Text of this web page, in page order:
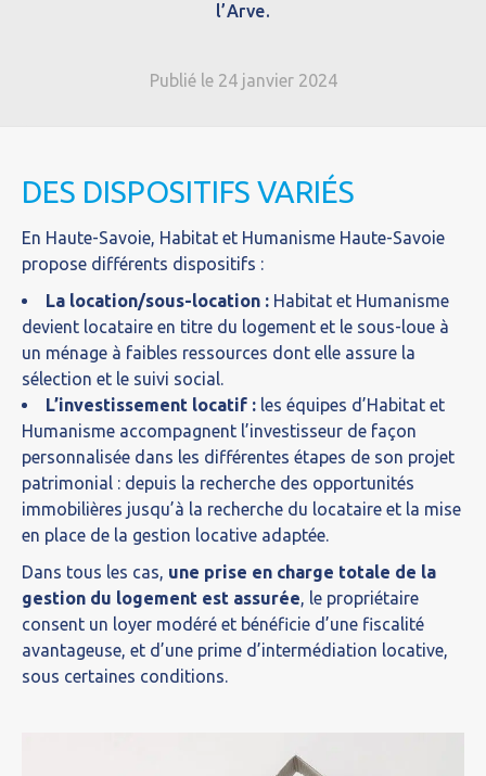
l’Arve.
Publié le 24 janvier 2024
DES DISPOSITIFS VARIÉS
En Haute-Savoie, Habitat et Humanisme Haute-Savoie
propose différents dispositifs :
La location/sous-location : Habitat et Humanisme
devient locataire en titre du logement et le sous-loue à
un ménage à faibles ressources dont elle assure la
sélection et le suivi social.
L’investissement locatif : les équipes d’Habitat et
Humanisme accompagnent l’investisseur de façon
personnalisée dans les différentes étapes de son projet
patrimonial : depuis la recherche des opportunités
immobilières jusqu’à la recherche du locataire et la mise
en place de la gestion locative adaptée.
Dans tous les cas, une prise en charge totale de la
gestion du logement est assurée, le propriétaire
consent un loyer modéré et bénéficie d’une fiscalité
avantageuse, et d’une prime d’intermédiation locative,
sous certaines conditions.